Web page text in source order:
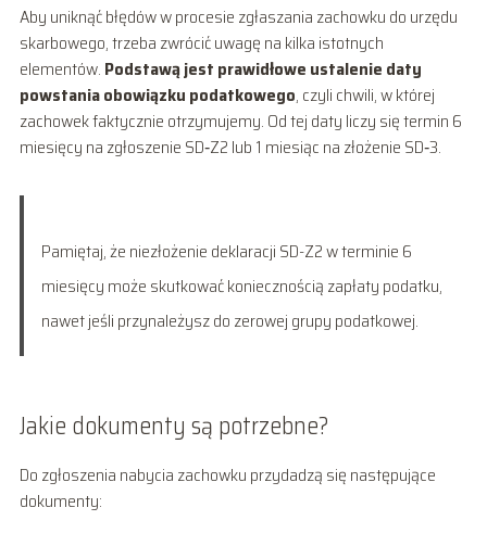
Aby uniknąć błędów w procesie zgłaszania zachowku do urzędu
skarbowego, trzeba zwrócić uwagę na kilka istotnych
elementów. Podstawą jest prawidłowe ustalenie daty
powstania obowiązku podatkowego, czyli chwili, w której
zachowek faktycznie otrzymujemy. Od tej daty liczy się termin 6
miesięcy na zgłoszenie SD‑Z2 lub 1 miesiąc na złożenie SD‑3.
Pamiętaj, że niezłożenie deklaracji SD-Z2 w terminie 6
miesięcy może skutkować koniecznością zapłaty podatku,
nawet jeśli przynależysz do zerowej grupy podatkowej.
Jakie dokumenty są potrzebne?
Do zgłoszenia nabycia zachowku przydadzą się następujące
dokumenty: